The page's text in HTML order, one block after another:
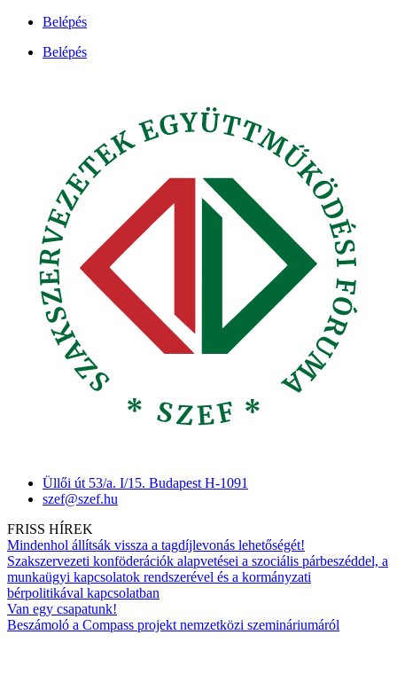
Ugrás
tartalomhoz
Belépés
Belépés
Üllői út 53/a. I/15. Budapest H-1091
szef@szef.hu
FRISS HÍREK
Mindenhol állítsák vissza a tagdíjlevonás lehetőségét!
Szakszervezeti konföderációk alapvetései a szociális párbeszéddel, a
munkaügyi kapcsolatok rendszerével és a kormányzati
bérpolitikával kapcsolatban
Van egy csapatunk!
Beszámoló a Compass projekt nemzetközi szemináriumáról